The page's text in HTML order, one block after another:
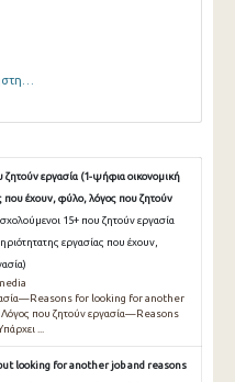
ζητούν εργασία (1-ψήφια οικονομική
που έχουν, φύλο, λόγος που ζητούν
15+ που ζητούν εργασία
εργασίας που έχουν,
for looking for another
Λόγος που ζητούν εργασία—Reasons
...
looking for another job and reasons